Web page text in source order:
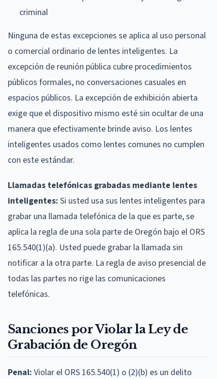
criminal
Ninguna de estas excepciones se aplica al uso personal
o comercial ordinario de lentes inteligentes. La
excepción de reunión pública cubre procedimientos
públicos formales, no conversaciones casuales en
espacios públicos. La excepción de exhibición abierta
exige que el dispositivo mismo esté sin ocultar de una
manera que efectivamente brinde aviso. Los lentes
inteligentes usados como lentes comunes no cumplen
con este estándar.
Llamadas telefónicas grabadas mediante lentes
inteligentes: Si usted usa sus lentes inteligentes para
grabar una llamada telefónica de la que es parte, se
aplica la regla de una sola parte de Oregón bajo el ORS
165.540(1)(a). Usted puede grabar la llamada sin
notificar a la otra parte. La regla de aviso presencial de
todas las partes no rige las comunicaciones
telefónicas.
Sanciones por Violar la Ley de
Grabación de Oregón
Penal: Violar el ORS 165.540(1) o (2)(b) es un delito